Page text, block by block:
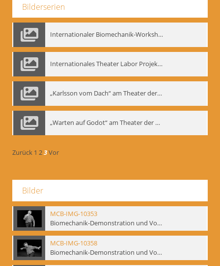
Bilderserien
Internationaler Biomechanik-Workshop, Moskau 1993
Internationales Theater Labor Projekt: Play Don Juan
„Karlsson vom Dach“ am Theater der Satire, Moskau 1985
„Warten auf Godot“ am Theater der Saire, Moskau 1980er
Zurück 1 23Vor
Bilder
MCB-IMG-10353
Biomechanik-Demonstration und Vortrag, Berliner Ensemble, 04.10.1991
MCB-IMG-10358
Biomechanik-Demonstration und Vortrag, Berliner Ensemble, 04.10.1991